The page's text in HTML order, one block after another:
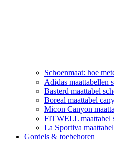
Schoenmaat: hoe
Adidas maattabellen
Basterd maattabel
Boreal maattabel
Micon Canyon
FITWELL maattabel
La Sportiva
Gordels & toebehoren